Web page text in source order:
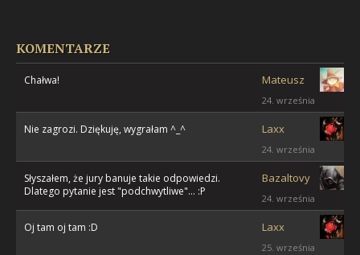
KOMENTARZE
Mateusz
24. września
Chałwa!
Laxx
24. września
Nie zagrozi. Dziękuję, wygrałam ^_^
Bazaltovy
24. września
Słyszałem, że jury banuje takie odpowiedzi.
Dlatego pytanie jest "podchwytliwe"... :P
Laxx
25. września
Oj tam oj tam :D